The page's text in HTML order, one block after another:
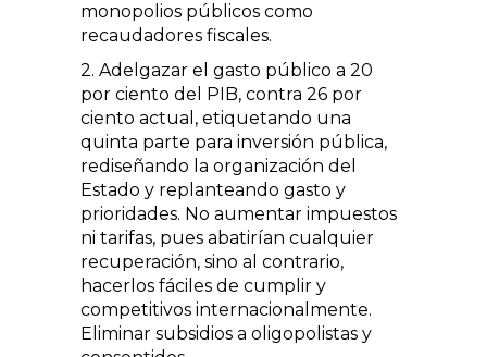
monopolios públicos como
recaudadores fiscales.
2. Adelgazar el gasto público a 20
por ciento del PIB, contra 26 por
ciento actual, etiquetando una
quinta parte para inversión pública,
rediseñando la organización del
Estado y replanteando gasto y
prioridades. No aumentar impuestos
ni tarifas, pues abatirían cualquier
recuperación, sino al contrario,
hacerlos fáciles de cumplir y
competitivos internacionalmente.
Eliminar subsidios a oligopolistas y